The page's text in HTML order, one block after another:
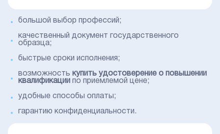
большой выбор профессий;
качественный документ государственного
образца;
быстрые сроки исполнения;
возможность купить удостоверение о повышении
квалификации по приемлемой цене;
удобные способы оплаты;
гарантию конфиденциальности.